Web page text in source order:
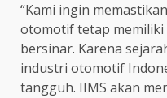
“Kami ingin
otomotif tetap
bersinar. Karena
industri otomotif
tangguh. IIMS akan